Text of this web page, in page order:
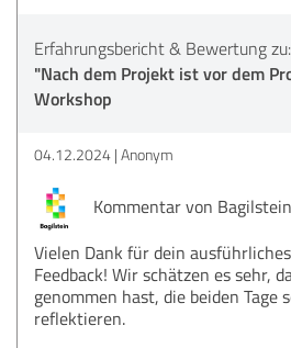
Erfahrungsbericht & Bewertung zu:
"Nach dem Projekt ist vor dem
Workshop
04.12.2024 Anonym
Kommentar von
Vielen Dank für dein
Feedback! Wir schätzen es sehr,
genommen hast, die beiden Tage
reflektieren.